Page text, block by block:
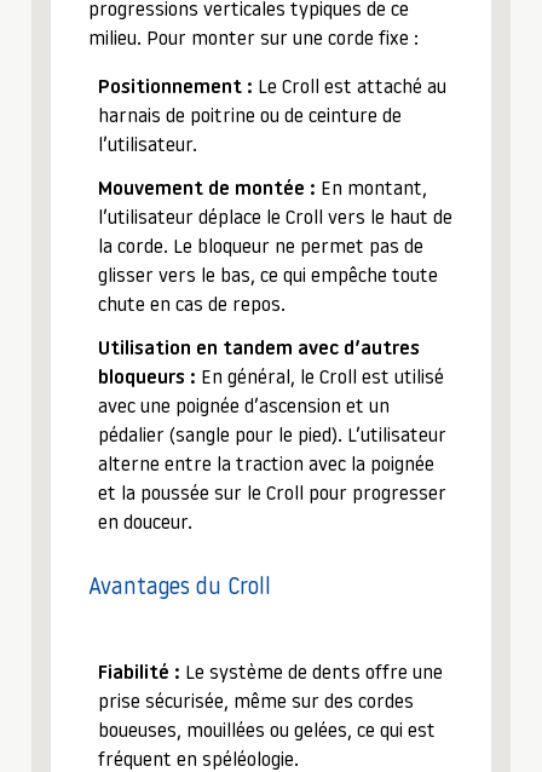
progressions verticales typiques de ce
milieu. Pour monter sur une corde fixe :
Positionnement : Le Croll est attaché au
harnais de poitrine ou de ceinture de
l’utilisateur.
Mouvement de montée : En montant,
l’utilisateur déplace le Croll vers le haut de
la corde. Le bloqueur ne permet pas de
glisser vers le bas, ce qui empêche toute
chute en cas de repos.
Utilisation en tandem avec d’autres
bloqueurs : En général, le Croll est utilisé
avec une poignée d’ascension et un
pédalier (sangle pour le pied). L’utilisateur
alterne entre la traction avec la poignée
et la poussée sur le Croll pour progresser
en douceur.
Avantages du Croll
Fiabilité : Le système de dents offre une
prise sécurisée, même sur des cordes
boueuses, mouillées ou gelées, ce qui est
fréquent en spéléologie.